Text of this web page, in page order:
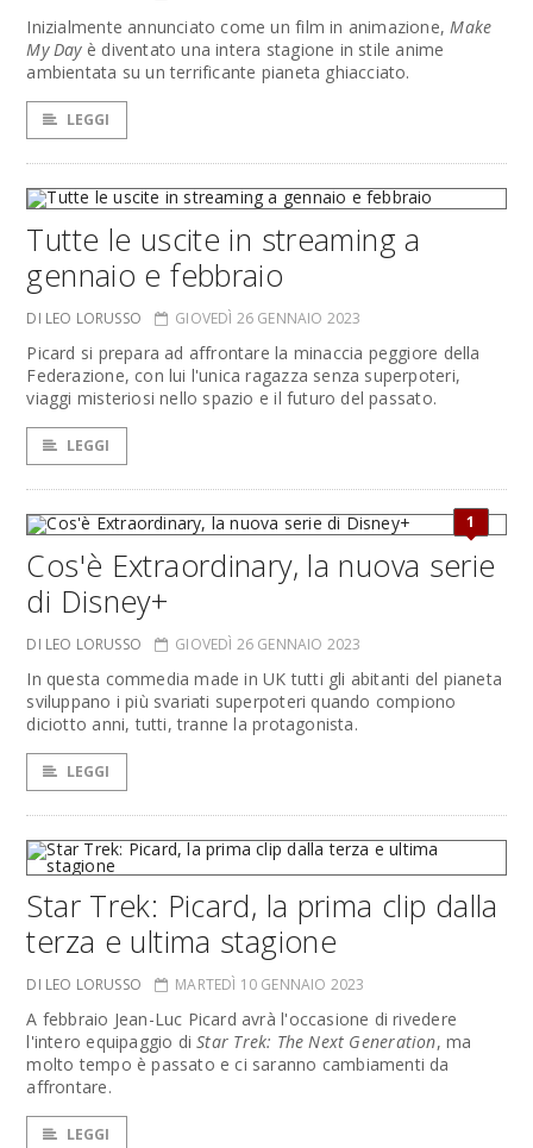
Inizialmente annunciato come un film in animazione,Make
My Dayè diventato una intera stagione in stile anime
ambientata su un terrificante pianeta ghiacciato.
LEGGI
Tutte le uscite in streaming a
gennaio e febbraio
DI LEO LORUSSO GIOVEDÌ 26 GENNAIO 2023
Picard si prepara ad affrontare la minaccia peggiore della
Federazione, con lui l'unica ragazza senza superpoteri,
viaggi misteriosi nello spazio e il futuro del passato.
LEGGI
1
Cos'è Extraordinary, la nuova serie
di Disney+
DI LEO LORUSSO GIOVEDÌ 26 GENNAIO 2023
In questa commedia made in UK tutti gli abitanti del pianeta
sviluppano i più svariati superpoteri quando compiono
diciotto anni, tutti, tranne la protagonista.
LEGGI
Star Trek: Picard, la prima clip dalla
terza e ultima stagione
DI LEO LORUSSO MARTEDÌ 10 GENNAIO 2023
A febbraio Jean-Luc Picard avrà l'occasione di rivedere
l'intero equipaggio diStar Trek: The Next Generation, ma
molto tempo è passato e ci saranno cambiamenti da
affrontare.
LEGGI